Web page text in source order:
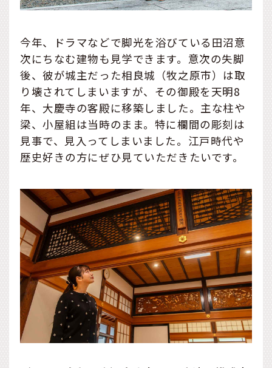
今年、ドラマなどで脚光を浴びている田沼意
次にちなむ建物も見学できます。意次の失脚
後、彼が城主だった相良城（牧之原市）は取
り壊されてしまいますが、その御殿を天明8
年、大慶寺の客殿に移築しました。主な柱や
梁、小屋組は当時のまま。特に欄間の彫刻は
見事で、見入ってしまいました。江戸時代や
歴史好きの方にぜひ見ていただきたいです。